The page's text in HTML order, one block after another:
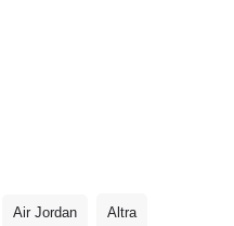
Air Jordan Altra